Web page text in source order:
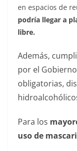
en espacios de
podría llegar a
libre.
Además,
por el
obligatorias,
Para los
uso de